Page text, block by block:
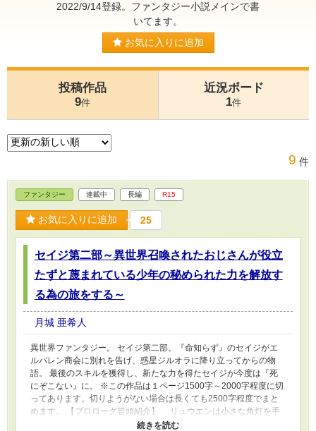
2022/9/14登録。ファンタジー小説メインで書
いてます。
お気に入りに追加
投稿作品
9件
近況ボード
1件
9 件
ファンタジー 連載中 長編 R15
お気に入りに追加 25
セイジ第二部～異世界召喚されたおじさんが役立
たずと蔑まれている少年の秘められた力を解放す
る為の旅をする～
月城 亜希人
異世界ファンタジー。 セイジ第二部。『命知らず』のセイジがエ
ルバレン商会に別れを告げ、惑星ジルオラに降り立ってからの物
語。 最後のスキルを獲得し、新たな力を得たセイジが今度は『死
にぞこない』に。 ※この作品は１ページ1500字～2000字程度に切
ってあります。切りようがない場合は長くても2500字程度でまと
めます。 【プロローグ冒頭紹介】 リュウエンは小さな角灯を手
に駆けていた。 息を荒くし、何度も後ろを気にしながらダンジ